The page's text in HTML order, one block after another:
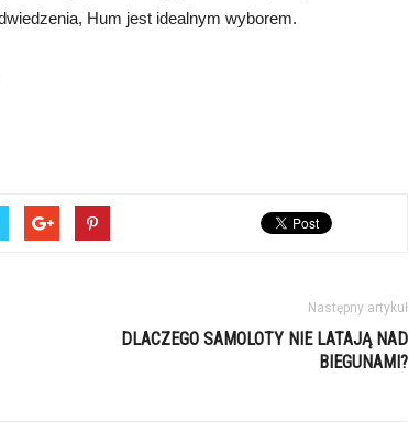
Hum jest idealnym wyborem.
Następny artykuł
DLACZEGO SAMOLOTY NIE LATAJĄ NAD
BIEGUNAMI?